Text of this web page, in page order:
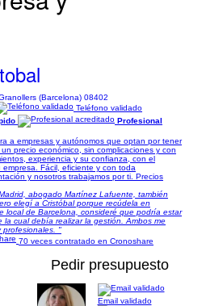
(Barcelona) 08402
Teléfono validado
Profesional
a empresas y autónomos que optan por tener
precio económico, sin complicaciones y con
experiencia y su confianza, con el
Fácil, eficiente y con toda
y nosotros trabajamos por ti. Precios
abogado Martínez Lafuente, también
elegí a Cristóbal porque recúdela en
local de Barcelona, consideré que podría estar
la cual debía realizar la gestión. Ambos me
profesionales. "
70 veces contratado en Cronoshare
Pedir presupuesto
Email validado